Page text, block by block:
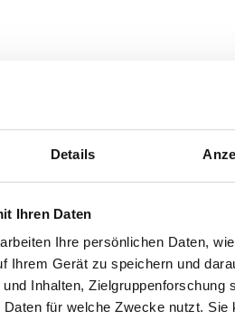
Details
Ihren Daten
Ihre persönlichen Daten,
Ihrem Gerät zu speichern und
Inhalten,
für welche Zwecke nutzt.